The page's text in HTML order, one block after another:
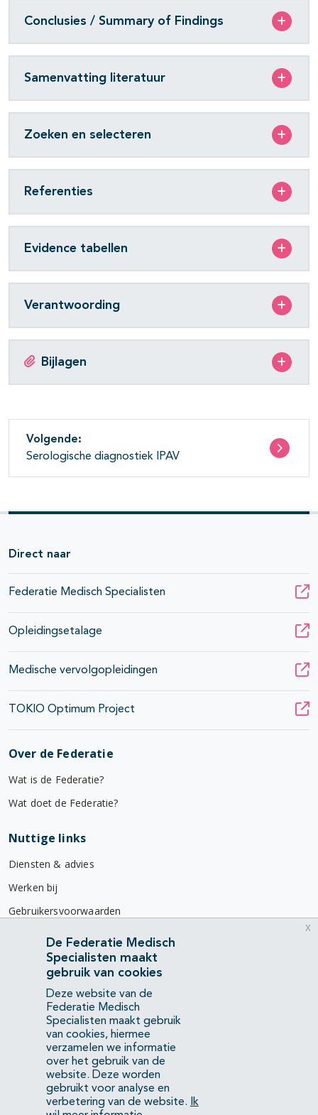
Conclusies / Summary of Findings
Samenvatting literatuur
Zoeken en selecteren
Referenties
Evidence tabellen
Verantwoording
Bijlagen
Volgende:
Serologische diagnostiek IPAV
Direct naar
Federatie Medisch Specialisten
Opleidingsetalage
Medische vervolgopleidingen
TOKIO Optimum Project
Over de Federatie
Wat is de Federatie?
Wat doet de Federatie?
Nuttige links
Diensten & advies
Werken bij
Gebruikersvoorwaarden
Privacyverklaring
Contact
Mercatorlaan 1200
3528 BL Utrecht
(088) 505 34 34
info@richtlijnendatabase.nl
YouTubeLinkedIn
De Federatie Medisch
Specialisten maakt
gebruik van cookies
Deze website van de
Federatie Medisch
Specialisten maakt gebruik
van cookies, hiermee
verzamelen we informatie
over het gebruik van de
website. Deze worden
gebruikt voor analyse en
verbetering van de website.
Ik
x